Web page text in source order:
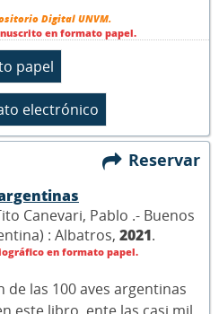
Digital UNVM.
en formato papel.
Reservar
Canevari, Pablo .- Buenos
: Albatros, 2021.
en formato papel.
de las 100 aves argentinas